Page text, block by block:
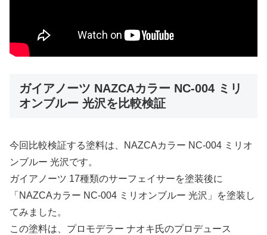
ガイアノーツ NAZCAカラー NC-004 ミリ
オンブルー 光沢を比較検証
今回比較検証する塗料は、NAZCAカラー NC-004 ミリオ
ンブルー 光沢です。
ガイアノーツ 17種類のサーフェイサーを塗装後に
「NAZCAカラー NC-004 ミリオンブルー 光沢」を塗装し
てみました。
この塗料は、プロモデラー ナオキ氏のプロデュース